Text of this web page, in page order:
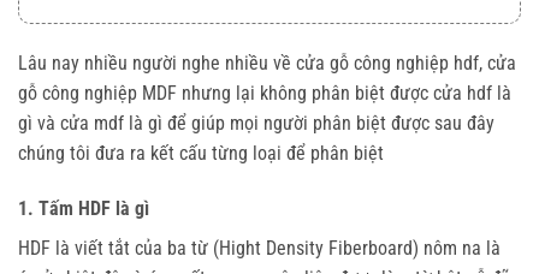
Lâu nay nhiều người nghe nhiều về cửa gỗ công nghiệp hdf, cửa
gỗ công nghiệp MDF nhưng lại không phân biệt được cửa hdf là
gì và cửa mdf là gì để giúp mọi người phân biệt được sau đây
chúng tôi đưa ra kết cấu từng loại để phân biệt
1. Tấm HDF là gì
HDF là viết tắt của ba từ (Hight Density Fiberboard) nôm na là